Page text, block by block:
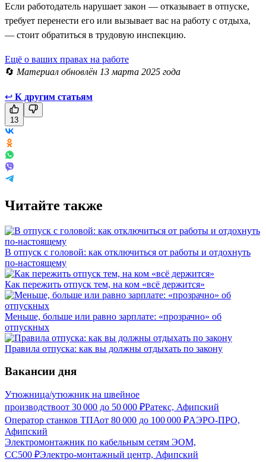
Если работодатель нарушает закон — отказывает в отпуске,
требует перенести его или вызывает вас на работу с отдыха,
— стоит обратиться в трудовую инспекцию.
Ещё о ваших правах на работе
🔄 Материал обновлён 13 марта 2025 года
↩ К другим статьям
13
Читайте также
В отпуск с головой: как отключиться от работы и отдохнуть
по-настоящему
Как пережить отпуск тем, на ком «всё держится»
Меньше, больше или равно зарплате: «прозрачно» об
отпускных
Правила отпуска: как вы должны отдыхать по закону
Вакансии дня
Утюжница/утюжник на швейное
производствоот 30 000 до 50 000 ₽Ратекс, Афипский
Оператор станков ТПАот 80 000 до 100 000 ₽АЭРО-ПРО,
Афипский
Электромонтажник по кабельным сетям ЭОМ,
СС500 ₽Электро-монтажный центр, Афипский